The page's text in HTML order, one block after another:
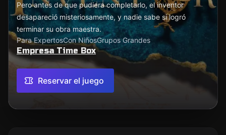
Pero antes de que pudiera completarlo, el inventor
desapareció misteriosamente, y nadie sabe si logró
terminar su obra maestra.
Para ExpertosCon NiñosGrupos Grandes
Empresa Time Box
Reservar el juego